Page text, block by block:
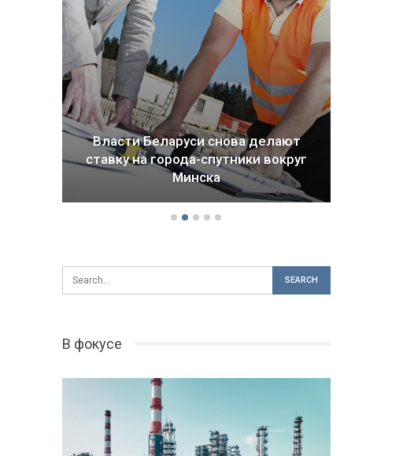
Власти Беларуси снова делают
ставку на города-спутники вокруг
Минска
В фокусе